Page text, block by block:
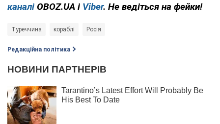
каналі OBOZ.UA і Viber. Не ведіться на фейки!
Туреччина кораблі Росія
Редакційна політика